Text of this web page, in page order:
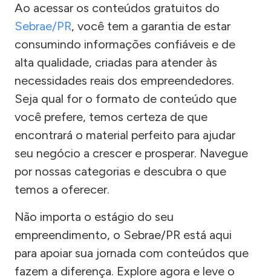
Ao acessar os conteúdos gratuitos do
Sebrae/PR, você tem a garantia de estar
consumindo informações confiáveis e de
alta qualidade, criadas para atender às
necessidades reais dos empreendedores.
Seja qual for o formato de conteúdo que
você prefere, temos certeza de que
encontrará o material perfeito para ajudar
seu negócio a crescer e prosperar. Navegue
por nossas categorias e descubra o que
temos a oferecer.
Não importa o estágio do seu
empreendimento, o Sebrae/PR está aqui
para apoiar sua jornada com conteúdos que
fazem a diferença. Explore agora e leve o